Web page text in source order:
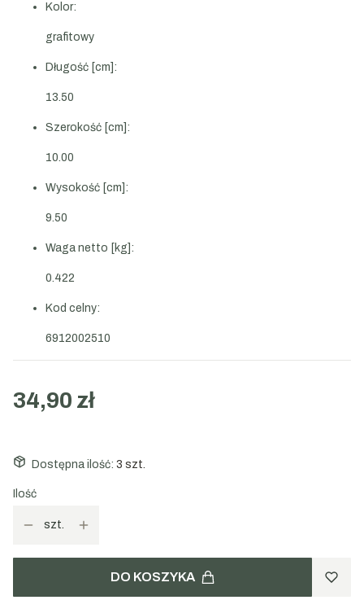
Kolor:
grafitowy
Długość [cm]:
13.50
Szerokość [cm]:
10.00
Wysokość [cm]:
9.50
Waga netto [kg]:
0.422
Kod celny:
6912002510
34,90 zł
Dostępna ilość: 3 szt.
Ilość
szt.
DO KOSZYKA